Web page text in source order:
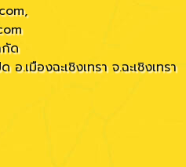
,
กัด
เมืองฉะเชิงเทรา จ.ฉะเชิงเทรา